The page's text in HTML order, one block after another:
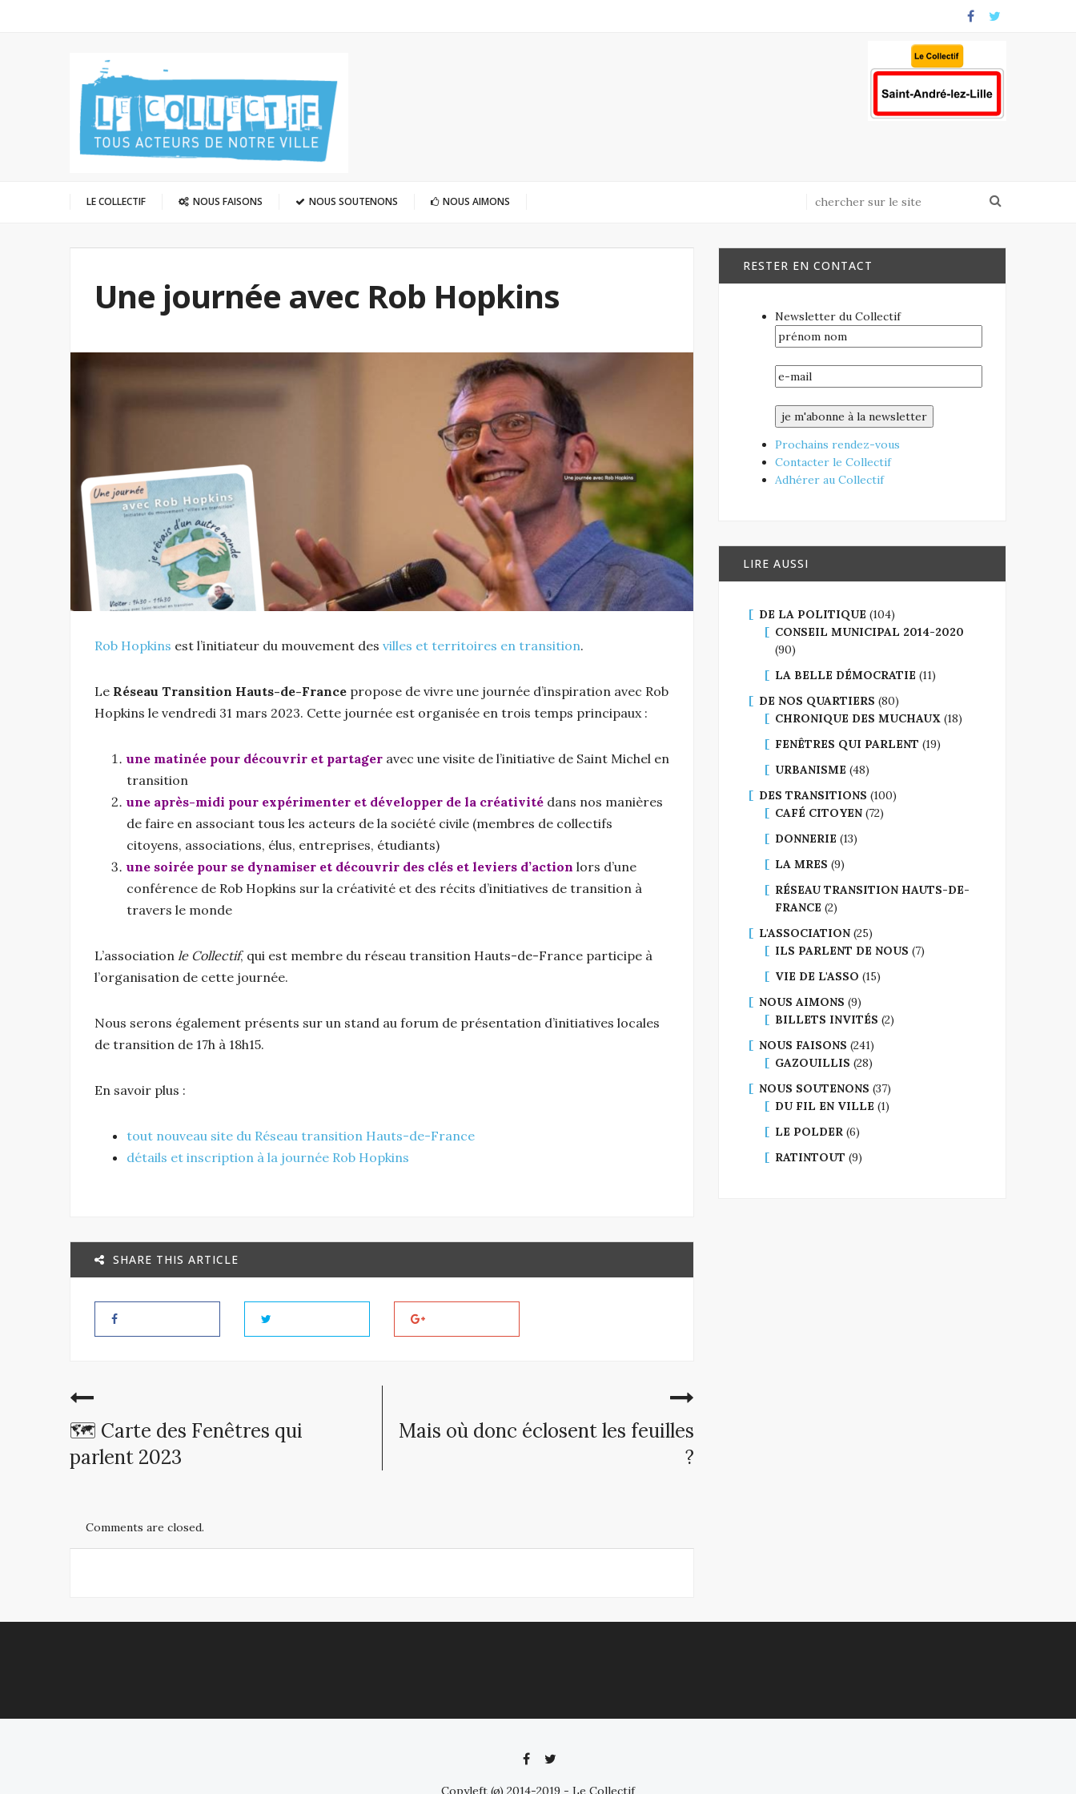
LE COLLECTIF NOUS FAISONS NOUS SOUTENONS NOUS AIMONS
Une journée avec Rob Hopkins
Rob Hopkins est l’initiateur du mouvement des villes et territoires en transition.
Le Réseau Transition Hauts-de-France propose de vivre une journée d’inspiration avec Rob
Hopkins le vendredi 31 mars 2023. Cette journée est organisée en trois temps principaux :
une matinée pour découvrir et partager avec une visite de l’initiative de Saint Michel en
transition
une après-midi pour expérimenter et développer de la créativité dans nos manières
de faire en associant tous les acteurs de la société civile (membres de collectifs
citoyens, associations, élus, entreprises, étudiants)
une soirée pour se dynamiser et découvrir des clés et leviers d’action lors d’une
conférence de Rob Hopkins sur la créativité et des récits d’initiatives de transition à
travers le monde
L’association le Collectif, qui est membre du réseau transition Hauts-de-France participe à
l’organisation de cette journée.
Nous serons également présents sur un stand au forum de présentation d’initiatives locales
de transition de 17h à 18h15.
En savoir plus :
tout nouveau site du Réseau transition Hauts-de-France
détails et inscription à la journée Rob Hopkins
SHARE THIS ARTICLE
🗺️ Carte des Fenêtres qui
parlent 2023
Mais où donc éclosent les feuilles
?
Comments are closed.
RESTER EN CONTACT
Newsletter du Collectif
Prochains rendez-vous
Contacter le Collectif
Adhérer au Collectif
LIRE AUSSI
DE LA POLITIQUE (104)
CONSEIL MUNICIPAL 2014-2020
(90)
LA BELLE DÉMOCRATIE (11)
DE NOS QUARTIERS (80)
CHRONIQUE DES MUCHAUX (18)
FENÊTRES QUI PARLENT (19)
URBANISME (48)
DES TRANSITIONS (100)
CAFÉ CITOYEN (72)
DONNERIE (13)
LA MRES (9)
RÉSEAU TRANSITION HAUTS-DE-
FRANCE (2)
L'ASSOCIATION (25)
ILS PARLENT DE NOUS (7)
VIE DE L'ASSO (15)
NOUS AIMONS (9)
BILLETS INVITÉS (2)
NOUS FAISONS (241)
GAZOUILLIS (28)
NOUS SOUTENONS (37)
DU FIL EN VILLE (1)
LE POLDER (6)
RATINTOUT (9)
Copyleft (ø) 2014-2019 - Le Collectif